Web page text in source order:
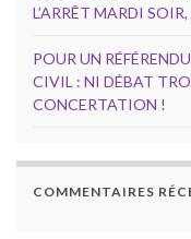
L’ARRÊT MARDI
POUR UN
CIVIL : NI DÉBAT
CONCERTATION !
COMMENTAIRES